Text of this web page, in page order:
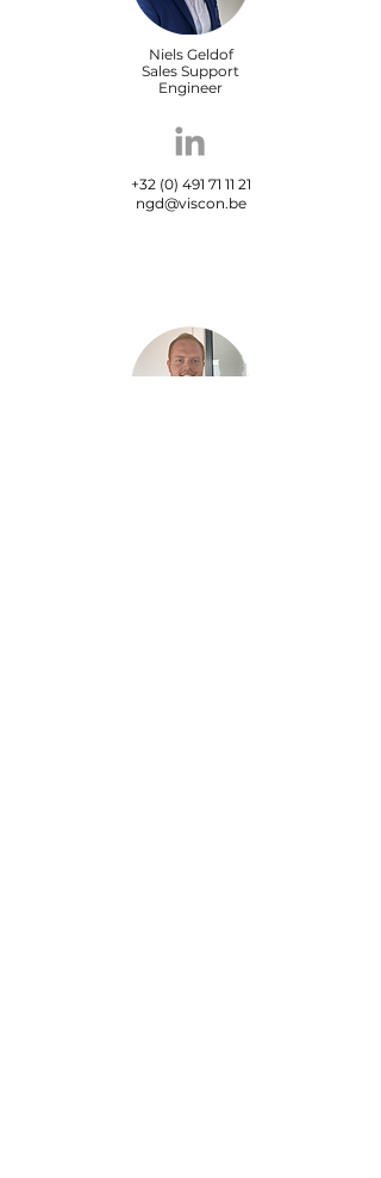
Niels Geldof
Sales Support
Engineer
+32 (0) 491 71 11 21
ngd@viscon.be